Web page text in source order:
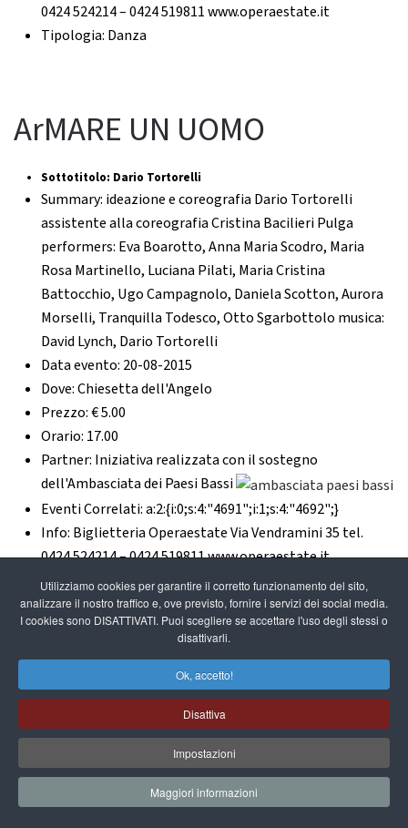
Utilizziamo cookies per garantire il corretto funzionamento del sito,
analizzare il nostro traffico e, ove previsto, fornire i servizi dei social media.
I cookies sono DISATTIVATI. Puoi scegliere se accettare l'uso degli stessi o
disattivarli.
Ok, accetto!
Disattiva
Impostazioni
Maggiori informazioni
0424 524214 – 0424 519811 www.operaestate.it
Tipologia: Danza
ArMARE UN UOMO
Sottotitolo: Dario Tortorelli
Summary: ideazione e coreografia Dario Tortorelli
assistente alla coreografia Cristina Bacilieri Pulga
performers: Eva Boarotto, Anna Maria Scodro, Maria
Rosa Martinello, Luciana Pilati, Maria Cristina
Battocchio, Ugo Campagnolo, Daniela Scotton, Aurora
Morselli, Tranquilla Todesco, Otto Sgarbottolo musica:
David Lynch, Dario Tortorelli
Data evento: 20-08-2015
Dove:Chiesetta dell'Angelo
Prezzo:€ 5.00
Orario: 17.00
Partner: Iniziativa realizzata con il sostegno
dell'Ambasciata dei Paesi Bassi
Eventi Correlati:a:2:{i:0;s:4:"4691";i:1;s:4:"4692";}
Info: Biglietteria Operaestate Via Vendramini 35 tel.
0424 524214 – 0424 519811 www.operaestate.it
Tipologia:Danza
ArMARE UN UOMO
Dario Tortorelli
Summary:ideazione e coreografia Dario Tortorelli
assistente alla coreografia Cristina Bacilieri Pulga
performers: Eva Boarotto, Anna Maria Scodro, Maria